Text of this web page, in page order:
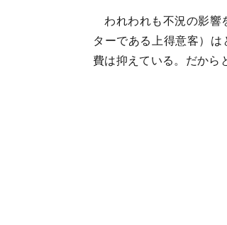
われわれも不況の影響
ターである上得意客）
費は抑えている。だから